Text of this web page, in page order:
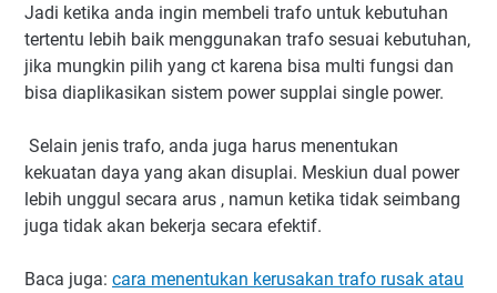
Jadi ketika anda ingin membeli trafo untuk kebutuhan
tertentu lebih baik menggunakan trafo sesuai kebutuhan,
jika mungkin pilih yang ct karena bisa multi fungsi dan
bisa diaplikasikan sistem power supplai single power.
Selain jenis trafo, anda juga harus menentukan
kekuatan daya yang akan disuplai. Meskiun dual power
lebih unggul secara arus , namun ketika tidak seimbang
juga tidak akan bekerja secara efektif.
Baca juga: cara menentukan kerusakan trafo rusak atau